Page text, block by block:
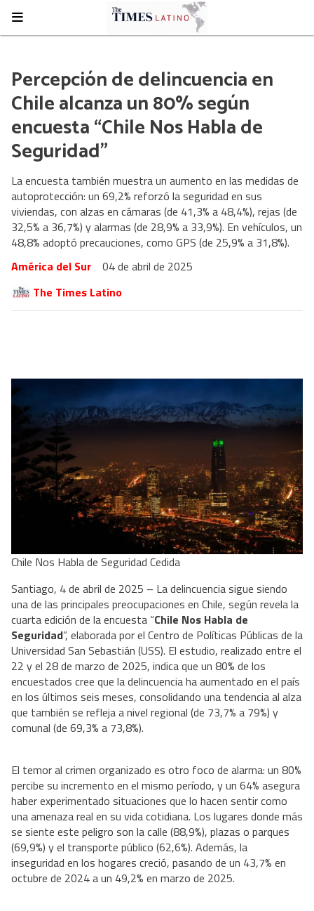
Percepción de delincuencia en
Chile alcanza un 80% según
encuesta “Chile Nos Habla de
Seguridad”
La encuesta también muestra un aumento en las medidas de
autoprotección: un 69,2% reforzó la seguridad en sus
viviendas, con alzas en cámaras (de 41,3% a 48,4%), rejas (de
32,5% a 36,7%) y alarmas (de 28,9% a 33,9%). En vehículos, un
48,8% adoptó precauciones, como GPS (de 25,9% a 31,8%).
América del Sur
04 de abril de 2025
The Times Latino
Chile Nos Habla de Seguridad Cedida
Santiago, 4 de abril de 2025 – La delincuencia sigue siendo
una de las principales preocupaciones en Chile, según revela la
cuarta edición de la encuesta “Chile Nos Habla de
Seguridad”, elaborada por el Centro de Políticas Públicas de la
Universidad San Sebastián (USS). El estudio, realizado entre el
22 y el 28 de marzo de 2025, indica que un 80% de los
encuestados cree que la delincuencia ha aumentado en el país
en los últimos seis meses, consolidando una tendencia al alza
que también se refleja a nivel regional (de 73,7% a 79%) y
comunal (de 69,3% a 73,8%).
El temor al crimen organizado es otro foco de alarma: un 80%
percibe su incremento en el mismo período, y un 64% asegura
haber experimentado situaciones que lo hacen sentir como
una amenaza real en su vida cotidiana. Los lugares donde más
se siente este peligro son la calle (88,9%), plazas o parques
(69,9%) y el transporte público (62,6%). Además, la
inseguridad en los hogares creció, pasando de un 43,7% en
octubre de 2024 a un 49,2% en marzo de 2025.